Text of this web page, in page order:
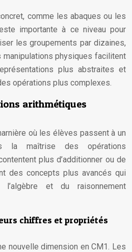
comme les abaques ou les
importante à ce niveau pour
les groupements par dizaines,
physiques facilitent
plus abstraites et
opérations plus complexes.
arithmétiques
où les élèves passent à un
la maîtrise des opérations
plus d’additionner ou de
des concepts plus avancés qui
et du raisonnement
chiffres et propriétés
nouvelle dimension en CM1. Les